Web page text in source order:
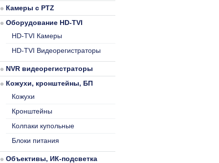
Камеры с PTZ
Оборудование HD-TVI
HD-TVI Камеры
HD-TVI Видеорегистраторы
NVR видеорегистраторы
Кожухи, кронштейны, БП
Кожухи
Кронштейны
Колпаки купольные
Блоки питания
Объективы, ИК-подсветка